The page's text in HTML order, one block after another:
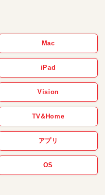
Mac
iPad
Vision
TV&Home
アプリ
OS